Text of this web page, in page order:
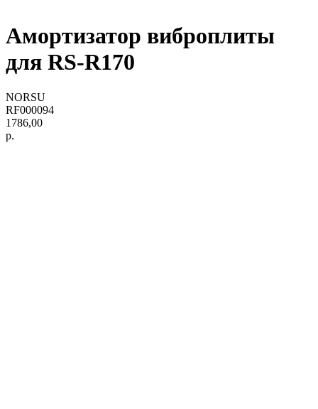
Амортизатор виброплиты
для RS-R170
NORSU
RF000094
1786,00
р.